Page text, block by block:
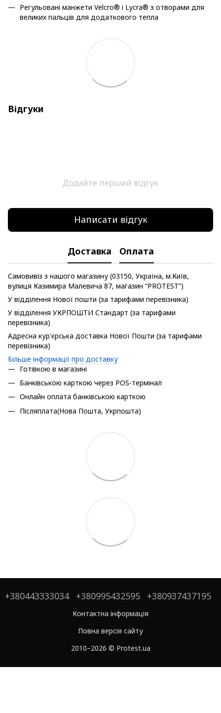
Регульовані манжети Velcro® і Lycra® з отворами для
великих пальців для додаткового тепла
Відгуки
Додайте перший відгук
Написати відгук
Доставка Оплата
Самовивіз з нашого магазину (03150, Україна, м.Київ,
вулиця Казимира Малевича 87, магазин “PROTEST”)
У відділення Нової пошти (за тарифами перевізника)
У відділення УКРПОШТИ Стандарт (за тарифами
перевізника)
Адресна кур'єрська доставка Нової Пошти (за тарифами
перевізника)
Більше інформації про доставку
Готівкою в магазині
Банківською карткою через POS-термінал
Онлайн оплата банківською карткою
Післяплата(Нова Пошта, Укрпошта)
+380443333034 +380995432595 +380937437195
Контактна інформація
Повна версія сайту
2010–2026 © Protest.ua